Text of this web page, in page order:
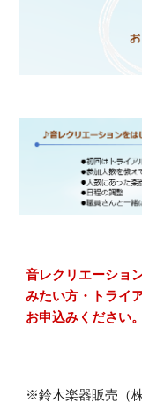
音レクリエーショ
みたい方・トライ
お申込みください。
※鈴木楽器販売（